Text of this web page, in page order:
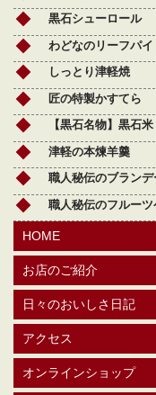
黒石シューロール
わどなのリーフパイ
しっとり津軽焼
匠の特製かすてら
【黒石名物】黒石米
津軽の本煉羊羹
職人秘伝のブランデ
職人秘伝のフルーツ
HOME
お店のご紹介
日々のおいしさ日記
アクセス
オンラインショップ